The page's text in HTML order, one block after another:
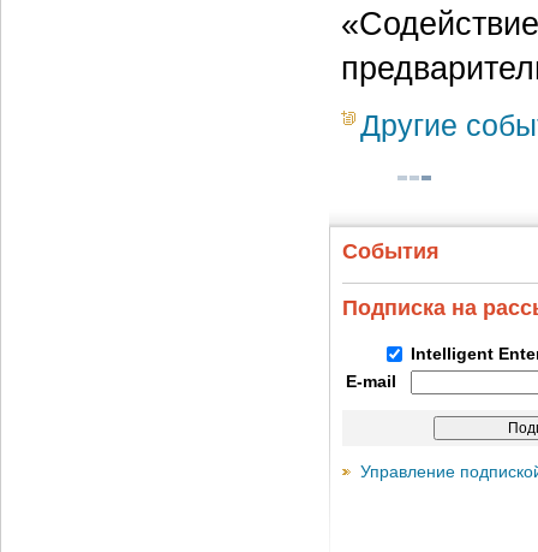
Другие
События
Подписка на
Intelligent
E-mail
Управление